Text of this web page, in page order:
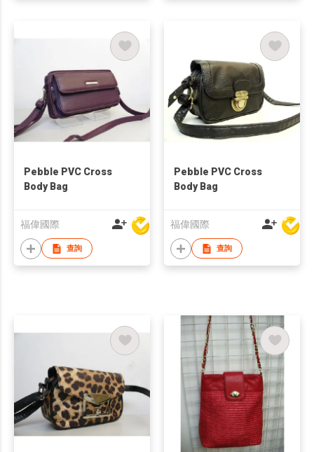
Pebble PVC Cross
Body Bag
福偉國際
查詢
Pebble PVC Cross
Body Bag
福偉國際
查詢